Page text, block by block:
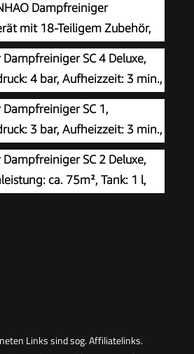
Dampfreiniger
mit 18-Teiligem Zubehör,
9s Turbo-Dampf mit 5 BAR
& 100%
für Boden, Küche, Bad,
Auto
Dampfreiniger SC 4 Deluxe,
4 bar, Aufheizzeit: 3 min.,
130 m², Tank: 0,5 l + 1,3 l,
EasyFix, Düsen,
und Bürsten, Weiß
Dampfreiniger SC 1,
3 bar, Aufheizzeit: 3 min.,
1.200 W, Flächenleistung: 20
mit Hand-, Punktstrahl- und
Überzug und Rundbürste
Dampfreiniger SC 2 Deluxe,
ca. 75m², Tank: 1 l,
EasyFix und 3 Düsen,Single
Links sind sog. Affiliatelinks.